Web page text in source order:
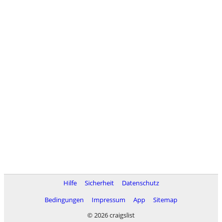
Hilfe Sicherheit
Datenschutz
Bedingungen
Impressum App
Sitemap
© 2026 craigslist